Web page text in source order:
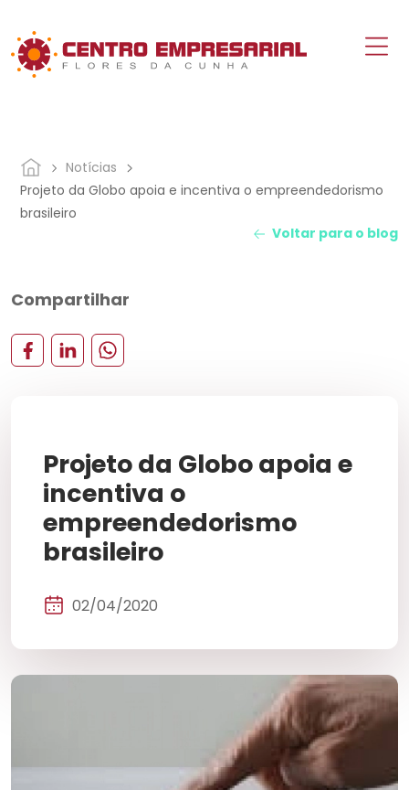
Notícias
Projeto da Globo apoia e incentiva o empreendedorismo
brasileiro
Voltar para o blog
Compartilhar
Projeto da Globo apoia e
incentiva o
empreendedorismo
brasileiro
02/04/2020